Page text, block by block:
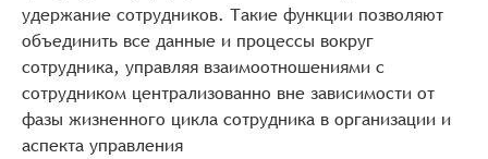
удержание сотрудников. Такие функции позволяют
объединить все данные и процессы вокруг
сотрудника, управляя взаимоотношениями с
сотрудником централизованно вне зависимости от
фазы жизненного цикла сотрудника в организации и
аспекта управления